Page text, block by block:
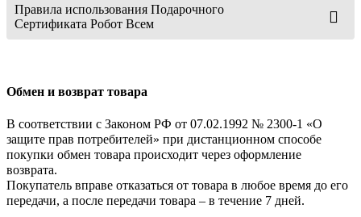
Правила использования Подарочного
Сертификата Робот Всем
Обмен и возврат товара
В соответствии с Законом РФ от 07.02.1992 № 2300-1 «О
защите прав потребителей» при дистанционном способе
покупки обмен товара происходит через оформление
возврата.
Покупатель вправе отказаться от товара в любое время до его
передачи, а после передачи товара – в течение 7 дней.